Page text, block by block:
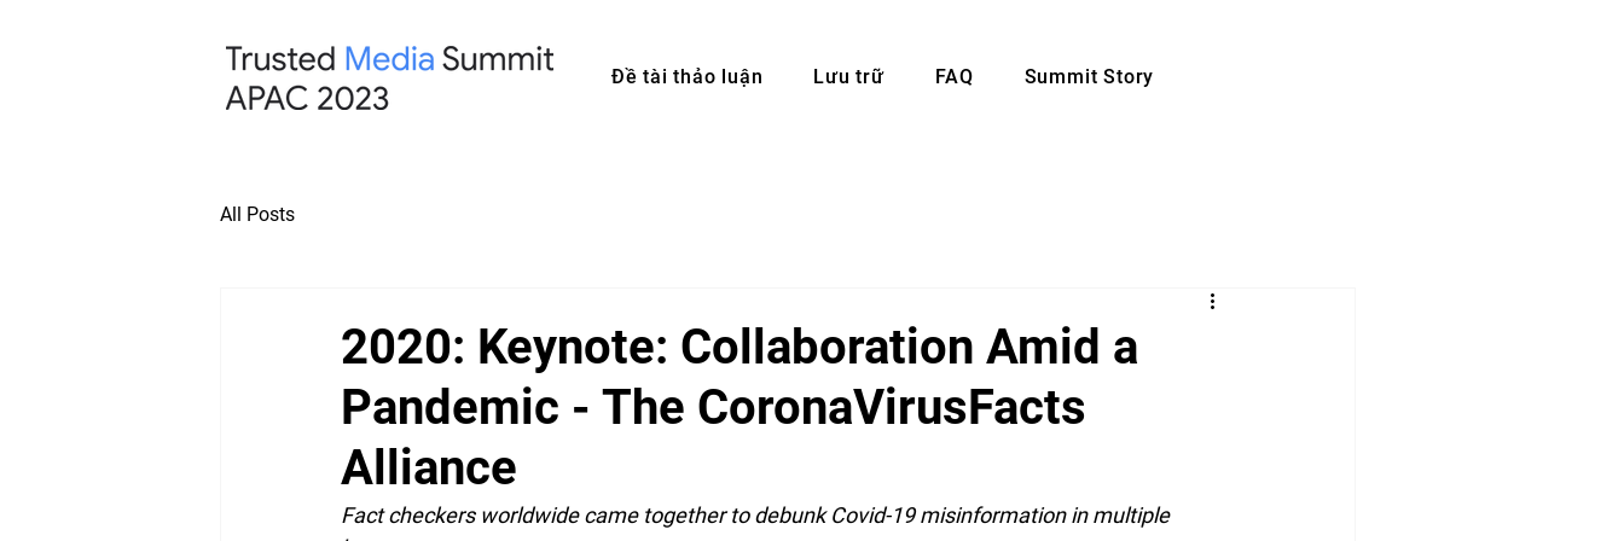
Đề tài thảo luận Lưu trữ FAQ Summit Story
All Posts
2020: Keynote: Collaboration Amid a
Pandemic - The CoronaVirusFacts
Alliance
Fact checkers worldwide came together to debunk Covid-19 misinformation in multiple